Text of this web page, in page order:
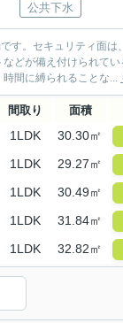
公共下水
。セキュリティ面は
どが備え付けられて
間に縛られることな...
間取り 面積
1LDK 30.30㎡
1LDK 29.27㎡
1LDK 30.49㎡
1LDK 31.84㎡
1LDK 32.82㎡